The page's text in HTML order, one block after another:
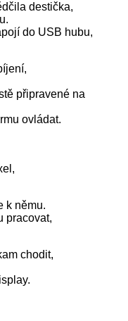
destička,
do USB hubu,
připravené na
ovládat.
k němu.
pracovat,
chodit,